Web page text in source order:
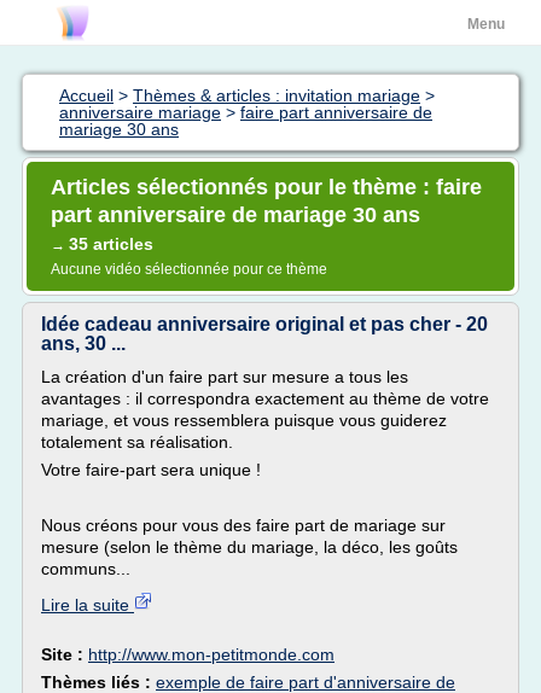
Menu
Accueil > Thèmes & articles : invitation mariage >
anniversaire mariage > faire part anniversaire de
mariage 30 ans
Articles sélectionnés pour le thème : faire
part anniversaire de mariage 30 ans
→ 35 articles
Aucune vidéo sélectionnée pour ce thème
Idée cadeau anniversaire original et pas cher - 20
ans, 30 ...
La création d'un faire part sur mesure a tous les
avantages : il correspondra exactement au thème de votre
mariage, et vous ressemblera puisque vous guiderez
totalement sa réalisation.
Votre faire-part sera unique !
Nous créons pour vous des faire part de mariage sur
mesure (selon le thème du mariage, la déco, les goûts
communs...
Lire la suite
Site : http://www.mon-petitmonde.com
Thèmes liés : exemple de faire part d'anniversaire de